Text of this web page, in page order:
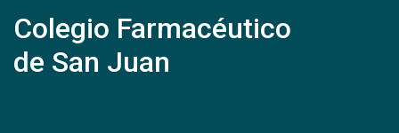
Colegio Farmacéutico
de San Juan